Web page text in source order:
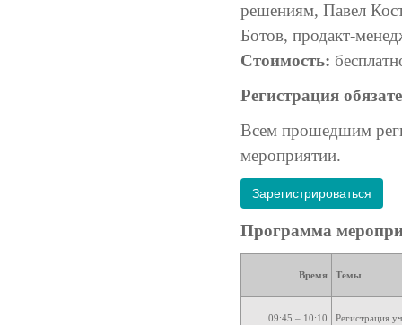
решениям, Павел
Ботов, продакт-
Стоимость:
Регистрация
Всем прошедшим
мероприятии.
Зарегистрироваться
Программа
Время Темы
09:45 – 10:10 Регистрация